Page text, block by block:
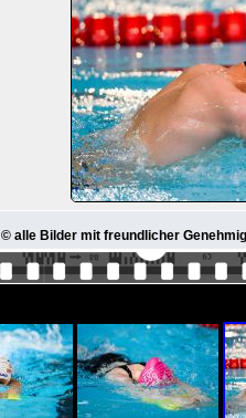
© alle Bilder mit freundlicher